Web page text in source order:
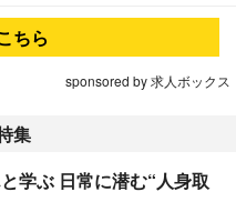
ちら
sponsored by 求人ボックス
集
学ぶ 日常に潜む“人身取